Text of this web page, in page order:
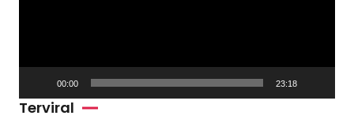
d
00:00 23:18
Terviral